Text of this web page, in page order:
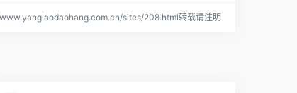
sites/208.html转载请注明